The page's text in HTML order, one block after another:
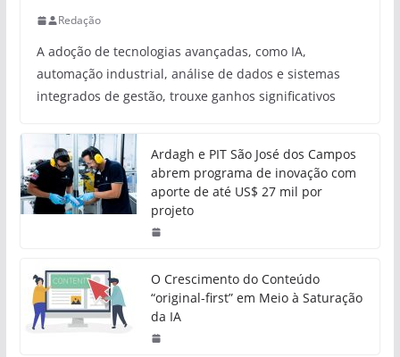
Redação
A adoção de tecnologias avançadas, como IA,
automação industrial, análise de dados e sistemas
integrados de gestão, trouxe ganhos significativos
Ardagh e PIT São José dos Campos
abrem programa de inovação com
aporte de até US$ 27 mil por
projeto
O Crescimento do Conteúdo
“original-first” em Meio à Saturação
da IA